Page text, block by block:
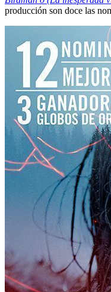
producción son doce las